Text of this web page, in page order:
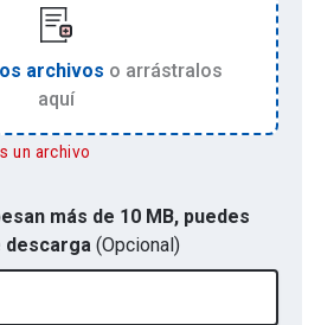
archivos o arrástralos
aquí
un archivo
más de 10 MB, puedes
descarga (Opcional)